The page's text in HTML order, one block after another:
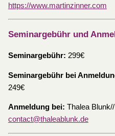
https://www.martinzinner.com
Seminargebühr und
Seminargebühr: 299€
Seminargebühr bei
249€
Anmeldung bei: Thalea
contact@thaleablunk.de